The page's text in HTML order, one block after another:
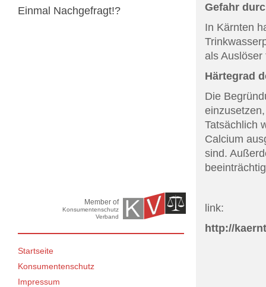
Einmal Nachgefragt!?
Member of
Konsumentenschutz
Verband
Startseite
Konsumentenschutz
Impressum
Gefahr
In Kärnten
als
Härtegrad
Die
Tatsächlich
Calcium
sind.
link:
http://